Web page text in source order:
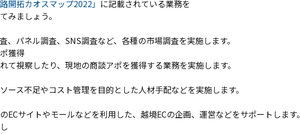
開拓カオスマップ2022」 に記載されている業務を
みましょう。
、パネル調査、SNS調査など、各種の市場調査を実施します。
獲得
て視察したり、現地の商談アポを獲得する業務を実施します。
ース不足やコスト管理を目的とした人材手配などを実施します。
ECサイトやモールなどを利用した、越境ECの企画、運営などをサポートします。